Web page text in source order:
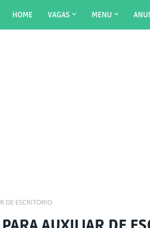
HOME VAGAS MENU
DE ESCRITORIO